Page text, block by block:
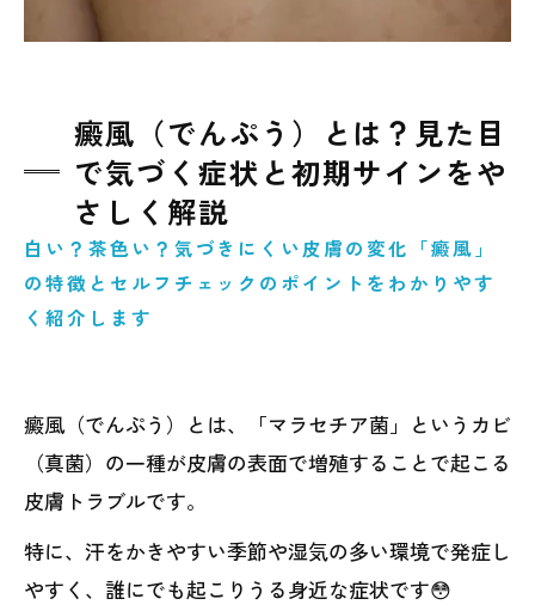
癜風（でんぷう）とは？見た目
で気づく症状と初期サインをや
さしく解説
白い？茶色い？気づきにくい皮膚の変化「癜風」
の特徴とセルフチェックのポイントをわかりやす
く紹介します
癜風（でんぷう）とは、「マラセチア菌」というカビ
（真菌）の一種が皮膚の表面で増殖することで起こる
皮膚トラブルです。
特に、汗をかきやすい季節や湿気の多い環境で発症し
やすく、誰にでも起こりうる身近な症状です😳